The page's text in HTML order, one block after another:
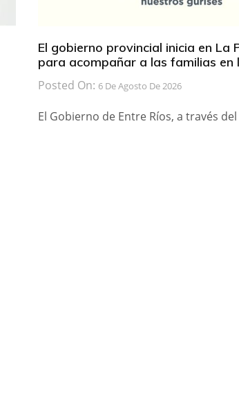
El gobierno provincial inicia en La
para acompañar a las familias en
Posted On: 6 De Agosto De 2026
El Gobierno de Entre Ríos, a través del